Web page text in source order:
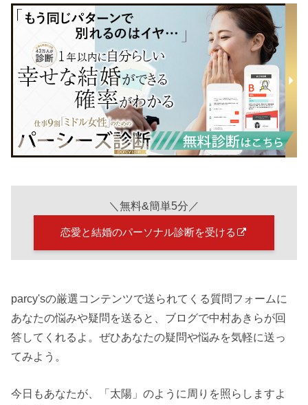
＼無料&簡単5分／
恋愛と結婚のパーソナル診断を受ける
parcy'sの厳選コンテンツで送られてくる質問フォームに
あなたの悩みや疑問を送ると、ブログで中村あきらが回
答してくれるよ。ぜひあなたの疑問や悩みを気軽に送っ
てみよう。
今日もあなたが、「太陽」のように周りを照らしますよ